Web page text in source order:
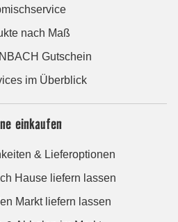
nach Maß
Gutschein
im Überblick
einkaufen
& Lieferoptionen
Hause liefern lassen
Markt liefern lassen